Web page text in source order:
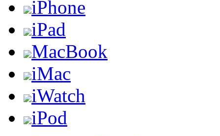
iPhone
iPad
MacBook
iMac
iWatch
iPod